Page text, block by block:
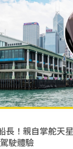
長！親自掌舵天
駛體驗